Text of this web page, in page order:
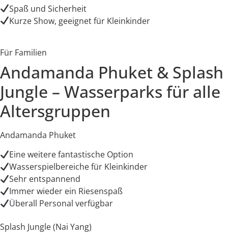
Spaß und Sicherheit
Kurze Show, geeignet für Kleinkinder
Für Familien
Andamanda Phuket & Splash
Jungle – Wasserparks für alle
Altersgruppen
Andamanda Phuket
Eine weitere fantastische Option
Wasserspielbereiche für Kleinkinder
Sehr entspannend
Immer wieder ein Riesenspaß
Überall Personal verfügbar
Splash Jungle (Nai Yang)